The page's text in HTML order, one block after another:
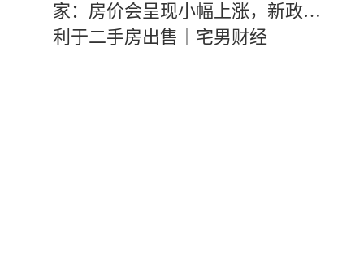
家：房价会呈现小幅上涨，新政有
利于二手房出售｜宅男财经